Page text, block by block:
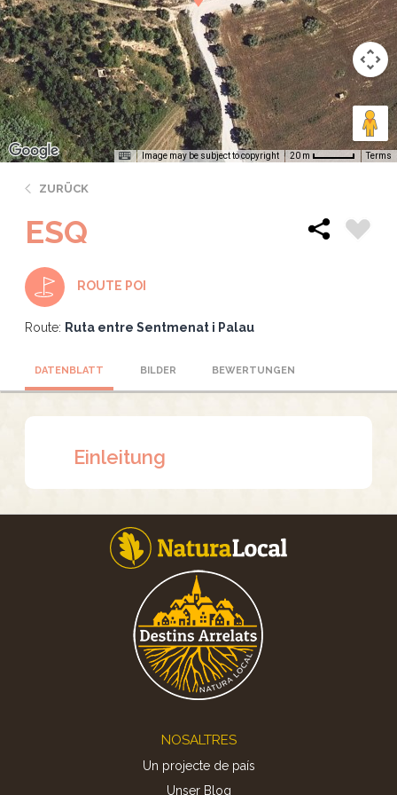
Image may be subject to copyright 20 m Terms
ZURÜCK
ESQ
ROUTE POI
Route: Ruta entre Sentmenat i Palau
DATENBLATT BILDER BEWERTUNGEN
Einleitung
NOSALTRES
Un projecte de país
Unser Blog